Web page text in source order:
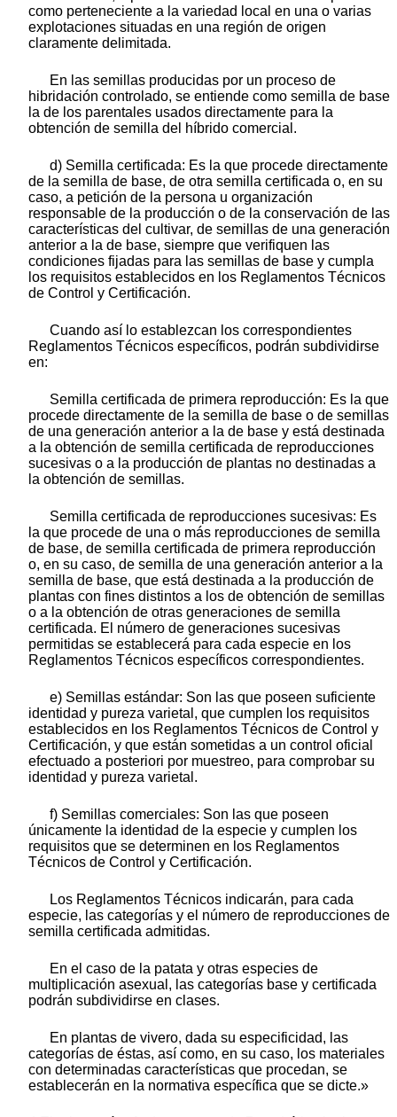
como perteneciente a la variedad local en una o varias
explotaciones situadas en una región de origen
claramente delimitada.
En las semillas producidas por un proceso de
hibridación controlado, se entiende como semilla de base
la de los parentales usados directamente para la
obtención de semilla del híbrido comercial.
d) Semilla certificada: Es la que procede directamente
de la semilla de base, de otra semilla certificada o, en su
caso, a petición de la persona u organización
responsable de la producción o de la conservación de las
características del cultivar, de semillas de una generación
anterior a la de base, siempre que verifiquen las
condiciones fijadas para las semillas de base y cumpla
los requisitos establecidos en los Reglamentos Técnicos
de Control y Certificación.
Cuando así lo establezcan los correspondientes
Reglamentos Técnicos específicos, podrán subdividirse
en:
Semilla certificada de primera reproducción: Es la que
procede directamente de la semilla de base o de semillas
de una generación anterior a la de base y está destinada
a la obtención de semilla certificada de reproducciones
sucesivas o a la producción de plantas no destinadas a
la obtención de semillas.
Semilla certificada de reproducciones sucesivas: Es
la que procede de una o más reproducciones de semilla
de base, de semilla certificada de primera reproducción
o, en su caso, de semilla de una generación anterior a la
semilla de base, que está destinada a la producción de
plantas con fines distintos a los de obtención de semillas
o a la obtención de otras generaciones de semilla
certificada. El número de generaciones sucesivas
permitidas se establecerá para cada especie en los
Reglamentos Técnicos específicos correspondientes.
e) Semillas estándar: Son las que poseen suficiente
identidad y pureza varietal, que cumplen los requisitos
establecidos en los Reglamentos Técnicos de Control y
Certificación, y que están sometidas a un control oficial
efectuado a posteriori por muestreo, para comprobar su
identidad y pureza varietal.
f) Semillas comerciales: Son las que poseen
únicamente la identidad de la especie y cumplen los
requisitos que se determinen en los Reglamentos
Técnicos de Control y Certificación.
Los Reglamentos Técnicos indicarán, para cada
especie, las categorías y el número de reproducciones de
semilla certificada admitidas.
En el caso de la patata y otras especies de
multiplicación asexual, las categorías base y certificada
podrán subdividirse en clases.
En plantas de vivero, dada su especificidad, las
categorías de éstas, así como, en su caso, los materiales
con determinadas características que procedan, se
establecerán en la normativa específica que se dicte.»